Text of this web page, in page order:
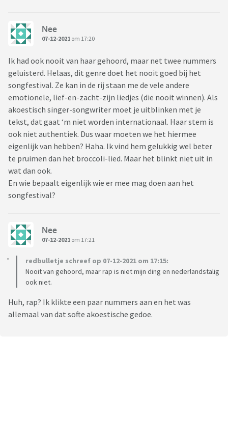
Nee
07-12-2021 om 17:20
Ik had ook nooit van haar gehoord, maar net twee nummers
geluisterd. Helaas, dit genre doet het nooit goed bij het
songfestival. Ze kan in de rij staan me de vele andere
emotionele, lief-en-zacht-zijn liedjes (die nooit winnen). Als
akoestisch singer-songwriter moet je uitblinken met je
tekst, dat gaat ‘m niet worden internationaal. Haar stem is
ook niet authentiek. Dus waar moeten we het hiermee
eigenlijk van hebben? Haha. Ik vind hem gelukkig wel beter
te pruimen dan het broccoli-lied. Maar het blinkt niet uit in
wat dan ook.
En wie bepaalt eigenlijk wie er mee mag doen aan het
songfestival?
Nee
07-12-2021 om 17:21
redbulletje schreef op 07-12-2021 om 17:15:
Nooit van gehoord, maar rap is niet mijn ding en nederlandstalig
ook niet.
Huh, rap? Ik klikte een paar nummers aan en het was
allemaal van dat softe akoestische gedoe.